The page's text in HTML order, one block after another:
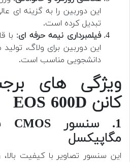
این دوربین را به گزینه ای
تبدیل کرده است.
فیلمبرداری نیمه حرفه ای
این دوربین برای ولاگ،
دانشجویی مناسب است.
ویژگی های
کانن EOS 600D
مگاپیکسل
این سنسور تصاویر با کیفیت